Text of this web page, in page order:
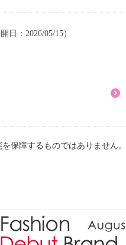
日：2026/05/15）
保障するものではありません。